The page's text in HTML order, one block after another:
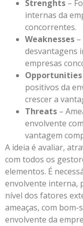
Strenghts –
internas da
concorrentes.
Weaknesses
desvantagens
empresas
Opportunities
positivos da
crescer a
Threats –
envolvente
vantagem
A ideia é avaliar,
com todos os
elementos. É
envolvente interna,
nível dos fatores
ameaças, com
envolvente da